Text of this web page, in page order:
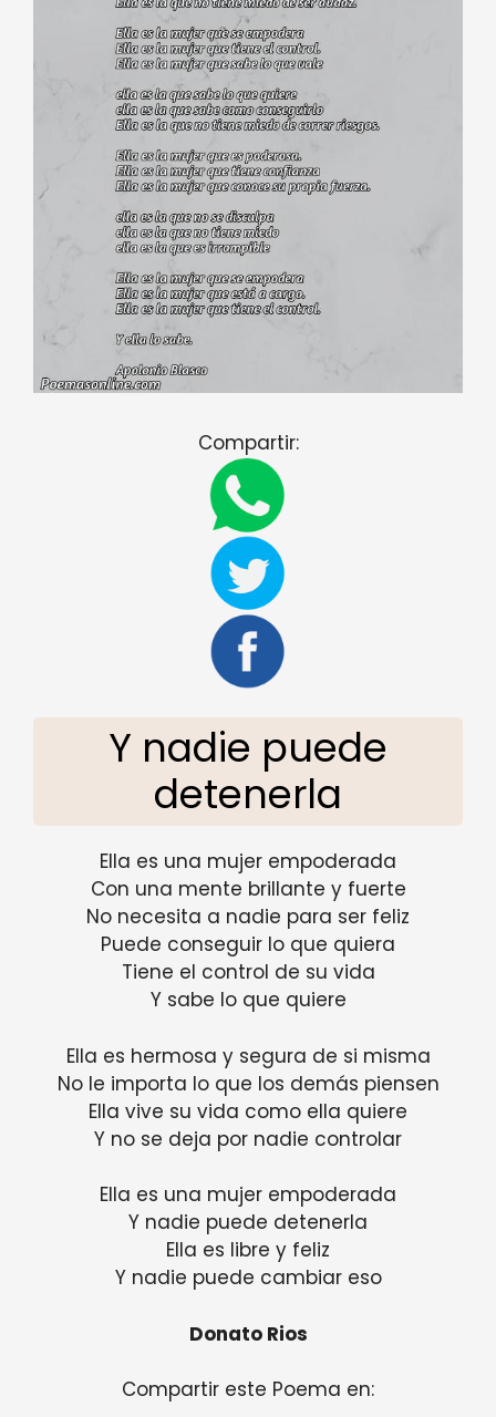
Compartir:
Y nadie puede
detenerla
Ella es una mujer empoderada
Con una mente brillante y fuerte
No necesita a nadie para ser feliz
Puede conseguir lo que quiera
Tiene el control de su vida
Y sabe lo que quiere
Ella es hermosa y segura de si misma
No le importa lo que los demás piensen
Ella vive su vida como ella quiere
Y no se deja por nadie controlar
Ella es una mujer empoderada
Y nadie puede detenerla
Ella es libre y feliz
Y nadie puede cambiar eso
Donato Rios
Compartir este Poema en: